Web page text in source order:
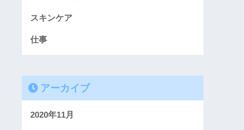
スキンケア
仕事
アーカイブ
2020年11月